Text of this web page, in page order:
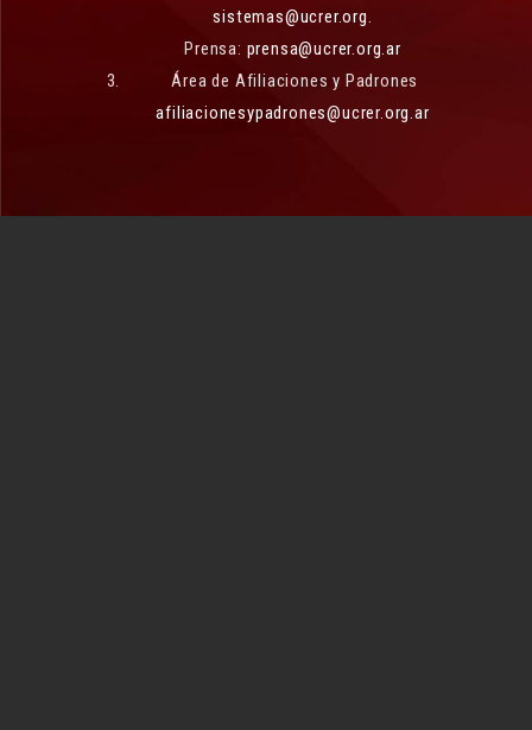
sistemas@ucrer.org.
Prensa: prensa@ucrer.org.ar
Área de Afiliaciones y Padrones
afiliacionesypadrones@ucrer.org.ar